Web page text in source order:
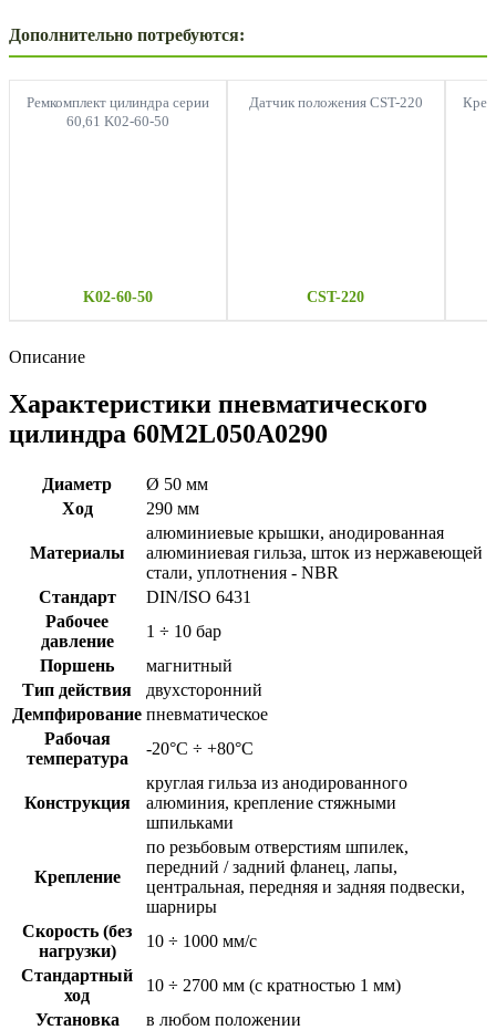
Дополнительно потребуются:
Ремкомплект цилиндра серии
60,61 K02-60-50
K02-60-50
Датчик положения CST-220
CST-220
Описание
Характеристики пневматического
цилиндра 60M2L050A0290
Диаметр
Ø 50 мм
Ход
290 мм
Материалы
алюминиевые крышки, анодированная
алюминиевая гильза, шток из нержавеющей
стали, уплотнения - NBR
Стандарт
DIN/ISO 6431
Рабочее
давление
1 ÷ 10 бар
Поршень
магнитный
Тип действия
двухсторонний
Демпфирование пневматическое
Рабочая
температура
-20°C ÷ +80°C
Конструкция
круглая гильза из анодированного
алюминия, крепление стяжными
шпильками
Крепление
по резьбовым отверстиям шпилек,
передний / задний фланец, лапы,
центральная, передняя и задняя подвески,
шарниры
Скорость (без
нагрузки)
10 ÷ 1000 мм/с
Стандартный
ход
10 ÷ 2700 мм (с кратностью 1 мм)
Установка
в любом положении